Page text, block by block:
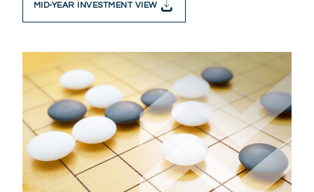
MID-YEAR INVESTMENT VIEW